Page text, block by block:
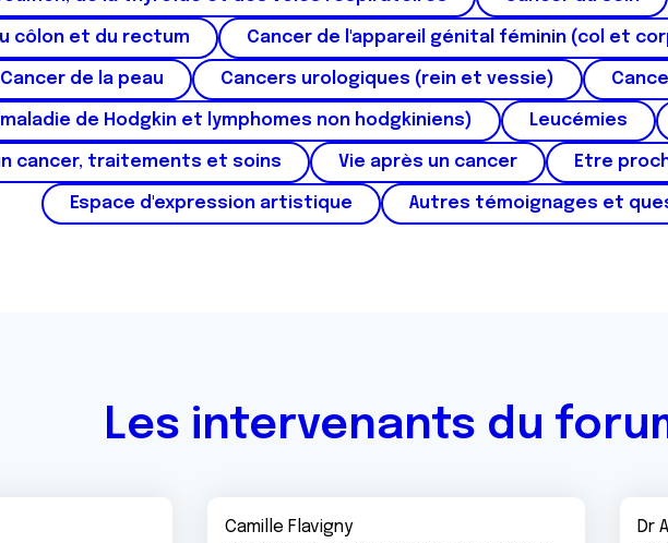
côlon et du rectum Cancer de l'appareil génital féminin (col et
Cancer de la peau Cancers urologiques (rein et vessie)
de Hodgkin et lymphomes non hodgkiniens) Leucémies
cancer, traitements et soins Vie après un cancer Etre
Espace d'expression artistique Autres témoignages et
Les intervenants du
Camille Flavigny Dr